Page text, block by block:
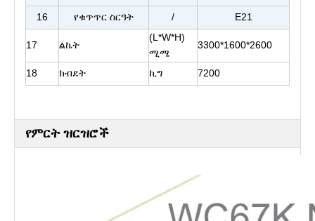
16 የቁጥጥር ስርዓት / E21
17 ልኬት
(L*W*H)
ሚሜ
3300*1600*2600
18 ክብደት ኪግ 7200
የምርት ዝርዝሮች